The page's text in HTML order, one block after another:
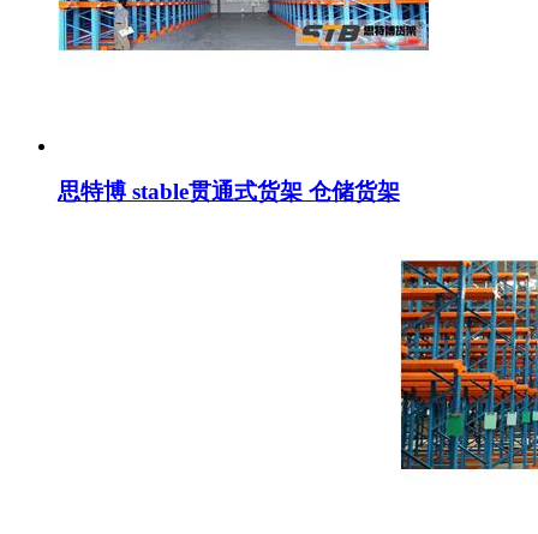
思特博 stable贯通式货架 仓储货架